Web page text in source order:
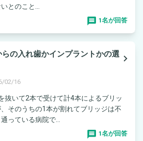
とのこと...
1名が回答
の入れ歯かインプラントかの選 navigate_next
02/16
抜いて2本で受けて計4本によるブリッ
そのうちの1本が割れてブリッジは不
っている病院で...
1名が回答